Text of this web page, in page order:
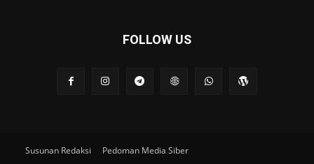
FOLLOW US
Susunan Redaksi Pedoman Media Siber